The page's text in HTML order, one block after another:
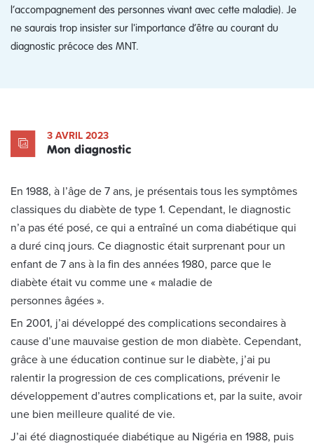
l’accompagnement des personnes vivant avec cette maladie). Je
ne saurais trop insister sur l'importance d’être au courant du
diagnostic précoce des MNT.
3 AVRIL 2023
Mon diagnostic
En 1988, à l’âge de 7 ans, je présentais tous les symptômes
classiques du diabète de type 1. Cependant, le diagnostic
n’a pas été posé, ce qui a entraîné un coma diabétique qui
a duré cinq jours. Ce diagnostic était surprenant pour un
enfant de 7 ans à la fin des années 1980, parce que le
diabète était vu comme une « maladie de
personnes âgées ».
En 2001, j’ai développé des complications secondaires à
cause d’une mauvaise gestion de mon diabète. Cependant,
grâce à une éducation continue sur le diabète, j’ai pu
ralentir la progression de ces complications, prévenir le
développement d’autres complications et, par la suite, avoir
une bien meilleure qualité de vie.
J’ai été diagnostiquée diabétique au Nigéria en 1988, puis